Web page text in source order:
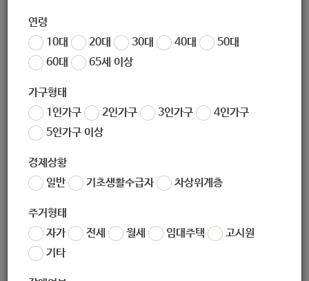
연령
10대
20대 30대 40대
50대
60대
65세 이상
가구형태
1인가구
2인가구 3인가구
4인가구
5인가구 이상
경제상황
일반
기초생활수급자 차상위계층
주거형태
자가
전세 월세 임대주택
고시원
기타
185
2020_국가암검진사업_안내.pdf
2020년_장애인연금_사업안내(보이아이스)